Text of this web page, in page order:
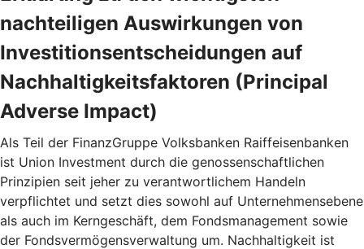
nachteiligen Auswirkungen von
Investitionsentscheidungen auf
Nachhaltigkeitsfaktoren (Principal
Adverse Impact)
Als Teil der FinanzGruppe Volksbanken Raiffeisenbanken
ist Union Investment durch die genossenschaftlichen
Prinzipien seit jeher zu verantwortlichem Handeln
verpflichtet und setzt dies sowohl auf Unternehmensebene
als auch im Kerngeschäft, dem Fondsmanagement sowie
der Fondsvermögensverwaltung um. Nachhaltigkeit ist